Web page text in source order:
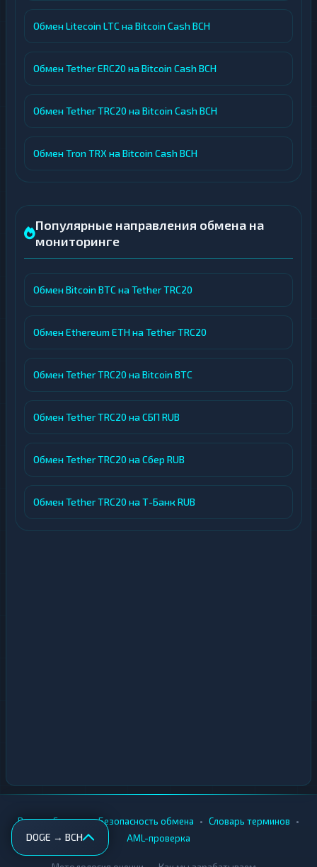
Обмен Litecoin LTC на Bitcoin Cash BCH
Обмен Tether ERC20 на Bitcoin Cash BCH
Обмен Tether TRC20 на Bitcoin Cash BCH
Обмен Tron TRX на Bitcoin Cash BCH
Популярные направления обмена на
мониторинге
Обмен Bitcoin BTC на Tether TRC20
Обмен Ethereum ETH на Tether TRC20
Обмен Tether TRC20 на Bitcoin BTC
Обмен Tether TRC20 на СБП RUB
Обмен Tether TRC20 на Сбер RUB
Обмен Tether TRC20 на Т-Банк RUB
DOGE → BCH
Вики • Города • Безопасность обмена • Словарь терминов •
AML-проверка